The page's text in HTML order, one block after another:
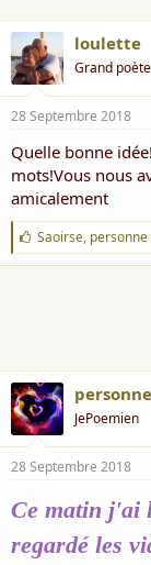
loulette
Grand poète
28 Septembre 2018
Quelle bonne
mots!Vous nous
amicalement
J
'
a
Saoirse, personne
personne
JePoemien
28 Septembre 2018
Ce matin j'ai
regardé les